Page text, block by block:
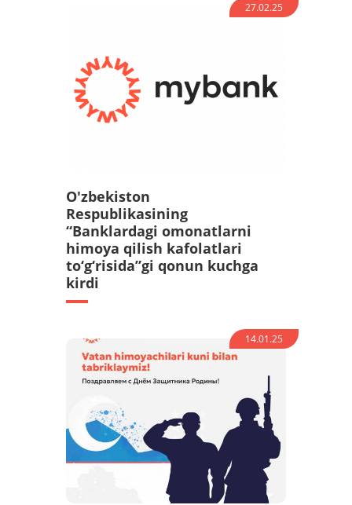
27.02.25
O'zbekiston
Respublikasining
“Banklardagi omonatlarni
himoya qilish kafolatlari
to‘g‘risida”gi qonun kuchga
kirdi
14.01.25